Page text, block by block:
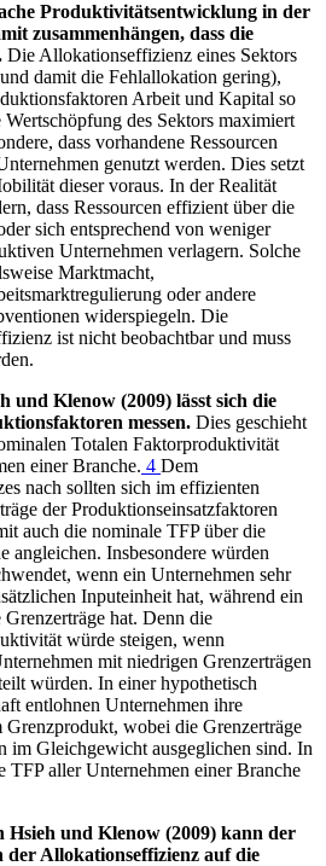
Produktivitätsentwicklung in der
zusammenhängen, dass die
Die Allokationseffizienz eines Sektors
damit die Fehlallokation gering),
Arbeit und Kapital so
Wertschöpfung des Sektors maximiert
dass vorhandene Ressourcen
genutzt werden. Dies setzt
dieser voraus. In der Realität
dass Ressourcen effizient über die
sich entsprechend von weniger
Unternehmen verlagern. Solche
Marktmacht,
oder andere
widerspiegeln. Die
ist nicht beobachtbar und muss
und Klenow (2009) lässt sich die
messen. Dies geschieht
Totalen Faktorproduktivität
einer Branche. 4 Dem
nach sollten sich im effizienten
der Produktionseinsatzfaktoren
auch die nominale TFPüber die
angleichen. Insbesondere würden
wenn ein Unternehmen sehr
Inputeinheit hat, während ein
Grenzerträge hat. Denn die
würde steigen, wenn
mit niedrigen Grenzerträgen
würden. In einer hypothetisch
entlohnen Unternehmen ihre
Grenzprodukt, wobei die Grenzerträge
im Gleichgewicht ausgeglichen sind. In
TFPaller Unternehmen einer Branche
Hsieh und Klenow (2009) kann der
Allokationseffizienz auf die